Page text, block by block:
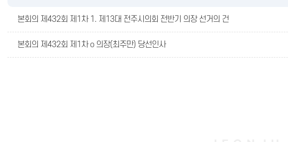
본회의 제432회 제1차 1. 제13대 전주시의회 전반기 의장 선거의 건
본회의 제432회 제1차 o 의장(최주만) 당선인사